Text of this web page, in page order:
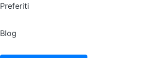
Preferiti
Blog